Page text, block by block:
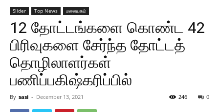
Slider Top News மலையகம்
12 தோட்டங்களை கொண்ட 42
பிரிவுகளை சேர்ந்த தோட்டத்
தொழிலாளர்கள்
பணிப்பகிஷ்கரிப்பில்
By sasi - December 13, 2021 0
246